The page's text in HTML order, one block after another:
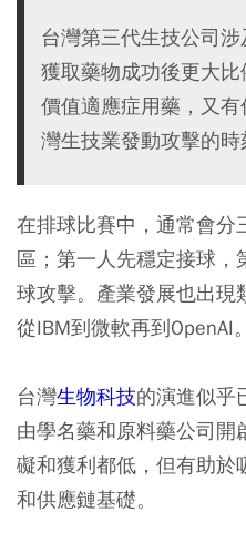
台灣第三代生技公司
獲取藥物成功後更大
價值適應症用藥，又
灣生技業發動攻擊的時
在排球比賽中，通常會分
區；第一人先穩定接球
球攻擊。產業發展也出現
從IBM到微軟再到OpenAI。
台灣生物科技的演進似乎
由學名藥和原料藥公司
礙和獲利都低，但有助於
和供應鏈基礎。